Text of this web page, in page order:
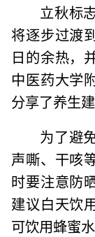
立秋标
将逐步过渡
日的余热，
中医药大学
分享了养生建
为了避
声嘶、干咳
时要注意防
建议白天饮
可饮用蜂蜜